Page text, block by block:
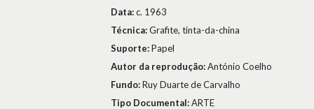
Data:c. 1963
Técnica:Grafite, tinta-da-china
Suporte:Papel
Autor da reprodução:António Coelho
Fundo:Ruy Duarte de Carvalho
Tipo Documental:ARTE